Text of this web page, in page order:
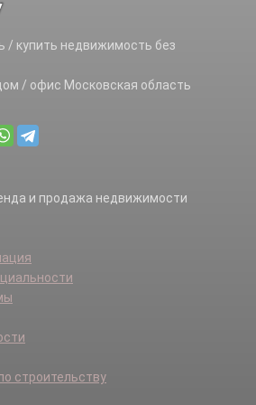
/ купить недвижимость без
/ офис Московская область
строительству